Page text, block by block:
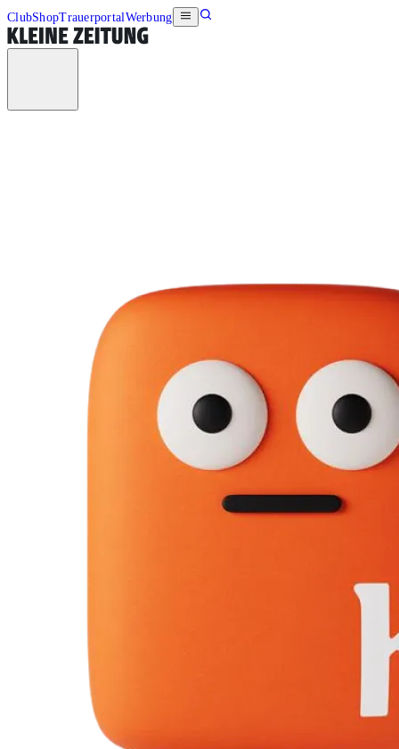
ClubShopTrauerportalWerbung